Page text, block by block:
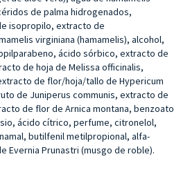
de palma hidrogenados,
isopropilo, extracto de
virginiana (hamamelis), alcohol,
ácido sórbico, extracto de
de hoja de Melissa officinalis,
de flor/hoja/tallo de Hypericum
de Juniperus communis, extracto de
de flor de Arnica montana, benzoato
ácido cítrico, perfume, citronelol,
butilfenil metilpropional, alfa-
Evernia Prunastri (musgo de roble).